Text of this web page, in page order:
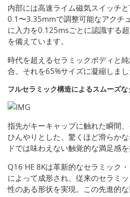
内部には高速ライム磁気スイッチと
0.1〜3.35mmで調整可能なアクチ
に入力を0.125msごとに認識する
を備えています。
時代を超えるセラミックボディと
合。それを65%サイズに凝縮しまし
フルセラミック構造によるスムーズ
指先がキーキャップに触れた瞬間、
ひんやりとした、驚くほど滑らか
ドでは味わえない触覚的な満足感を
Q16 HE 8Kは革新的なセラミック
によって成形され、従来のセラミ
性のある形状を実現。この先進的